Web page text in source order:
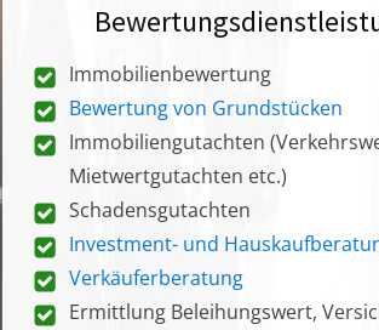
Immobilienbewertung
Bewertung von Grundstücken
Immobiliengutachten
Mietwertgutachten etc.)
Schadensgutachten
Investment- und
Verkäuferberatung
Ermittlung Beleihungswert,